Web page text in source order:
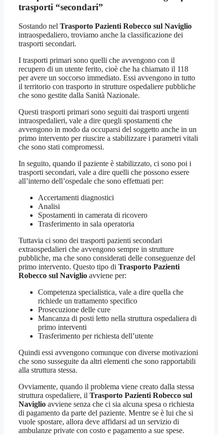
trasporti “secondari”
Sostando nel Trasporto Pazienti Robecco sul Naviglio
intraospedaliero, troviamo anche la classificazione dei
trasporti secondari.
I trasporti primari sono quelli che avvengono con il
recupero di un utente ferito, cioè che ha chiamato il 118
per avere un soccorso immediato. Essi avvengono in tutto
il territorio con trasporto in strutture ospedaliere pubbliche
che sono gestite dalla Sanità Nazionale.
Questi trasporti primari sono seguiti dai trasporti urgenti
intraospedalieri, vale a dire quegli spostamenti che
avvengono in modo da occuparsi del soggetto anche in un
primo intervento per riuscire a stabilizzare i parametri vitali
che sono stati compromessi.
In seguito, quando il paziente è stabilizzato, ci sono poi i
trasporti secondari, vale a dire quelli che possono essere
all’interno dell’ospedale che sono effettuati per:
Accertamenti diagnostici
Analisi
Spostamenti in camerata di ricovero
Trasferimento in sala operatoria
Tuttavia ci sono dei trasporti pazienti secondari
extraospedalieri che avvengono sempre in strutture
pubbliche, ma che sono considerati delle conseguenze del
primo intervento. Questo tipo di Trasporto Pazienti
Robecco sul Naviglio avviene per:
Competenza specialistica, vale a dire quella che
richiede un trattamento specifico
Prosecuzione delle cure
Mancanza di posti letto nella struttura ospedaliera di
primo interventi
Trasferimento per richiesta dell’utente
Quindi essi avvengono comunque con diverse motivazioni
che sono susseguite da altri elementi che sono rapportabili
alla struttura stessa.
Ovviamente, quando il problema viene creato dalla stessa
struttura ospedaliere, il Trasporto Pazienti Robecco sul
Naviglio avviene senza che ci sia alcuna spesa o richiesta
di pagamento da parte del paziente. Mentre se è lui che si
vuole spostare, allora deve affidarsi ad un servizio di
ambulanze private con costo e pagamento a sue spese.